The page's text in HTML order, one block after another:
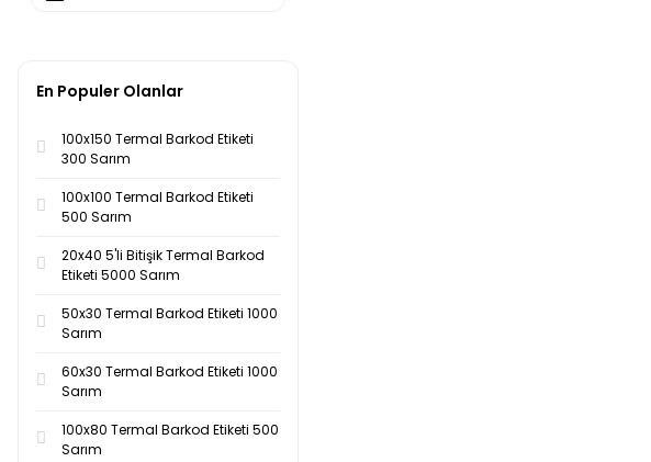
Pembe (1)
Sarı (1)
Siyah (1)
Turuncu (1)
Yeşil (1)
En Populer Olanlar
100x150 Termal Barkod Etiketi
300 Sarım
100x100 Termal Barkod Etiketi
500 Sarım
20x40 5'li Bitişik Termal Barkod
Etiketi 5000 Sarım
50x30 Termal Barkod Etiketi 1000
Sarım
60x30 Termal Barkod Etiketi 1000
Sarım
100x80 Termal Barkod Etiketi 500
Sarım